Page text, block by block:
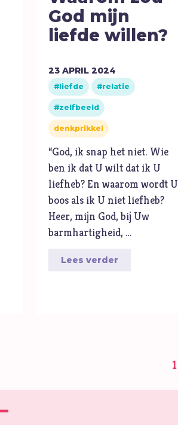
God mijn
liefde willen?
23 APRIL 2024
liefde relatie
zelfbeeld
denkprikkel
“God, ik snap het niet. Wie
ben ik dat U wilt dat ik U
liefheb? En waarom wordt U
boos als ik U niet liefheb?
Heer, mijn God, bij Uw
barmhartigheid, …
Lees verder
1